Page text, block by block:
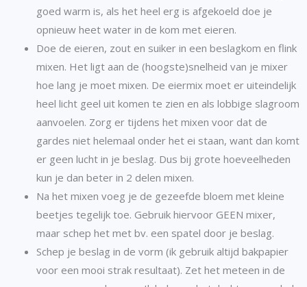
goed warm is, als het heel erg is afgekoeld doe je
opnieuw heet water in de kom met eieren.
Doe de eieren, zout en suiker in een beslagkom en flink
mixen. Het ligt aan de (hoogste)snelheid van je mixer
hoe lang je moet mixen. De eiermix moet er uiteindelijk
heel licht geel uit komen te zien en als lobbige slagroom
aanvoelen. Zorg er tijdens het mixen voor dat de
gardes niet helemaal onder het ei staan, want dan komt
er geen lucht in je beslag. Dus bij grote hoeveelheden
kun je dan beter in 2 delen mixen.
Na het mixen voeg je de gezeefde bloem met kleine
beetjes tegelijk toe. Gebruik hiervoor GEEN mixer,
maar schep het met bv. een spatel door je beslag.
Schep je beslag in de vorm (ik gebruik altijd bakpapier
voor een mooi strak resultaat). Zet het meteen in de